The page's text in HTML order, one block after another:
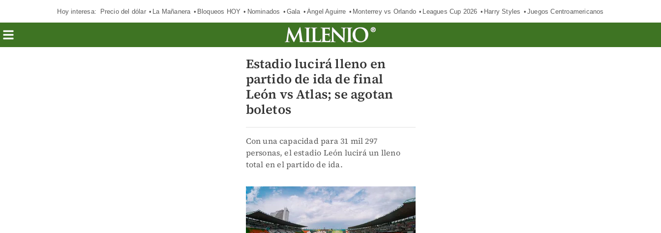
Hoy interesa: Precio del dólar La Mañanera Bloqueos HOY Nominados Gala Ángel Aguirre Monterrey vs Orlando Leagues Cup 2026 Harry Styles Juegos Centroamericanos
Estadio lucirá lleno en
partido de ida de final
León vs Atlas; se agotan
boletos
Con una capacidad para 31 mil 297
personas, el estadio León lucirá un lleno
total en el partido de ida.